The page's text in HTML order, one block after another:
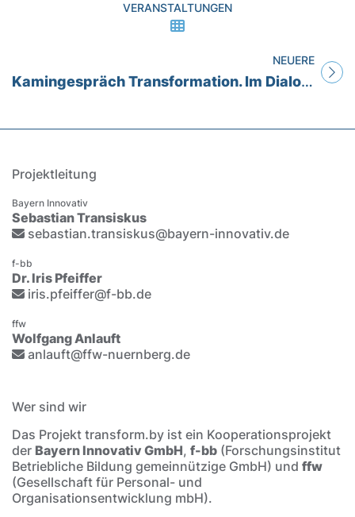
VERANSTALTUNGEN
NEUERE
Titel für Veranstaltung
Kamingespräch Transformation. Im Dialog. Produktion
Projektleitung
Bayern Innovativ
Sebastian Transiskus
sebastian.transiskus@bayern-innovativ.de
f-bb
Dr. Iris Pfeiffer
iris.pfeiffer@f-bb.de
ffw
Wolfgang Anlauft
anlauft@ffw-nuernberg.de
Wer sind wir
Das Projekt transform.by ist ein Kooperationsprojekt
der Bayern Innovativ GmbH, f-bb (Forschungsinstitut
Betriebliche Bildung gemeinnützige GmbH) und ffw
(Gesellschaft für Personal- und
Organisationsentwicklung mbH).